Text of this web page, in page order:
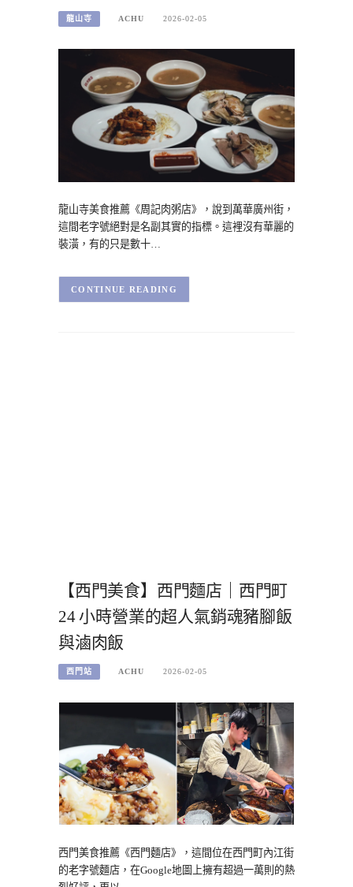
龍山寺 ACHU 2026-02-05
龍山寺美食推薦《周記肉粥店》，說到萬華廣州街，
這間老字號絕對是名副其實的指標。這裡沒有華麗的
裝潢，有的只是數十…
CONTINUE READING
【西門美食】西門麵店｜西門町
24 小時營業的超人氣銷魂豬腳飯
與滷肉飯
西門站 ACHU 2026-02-05
西門美食推薦《西門麵店》，這間位在西門町內江街
的老字號麵店，在Google地圖上擁有超過一萬則的熱